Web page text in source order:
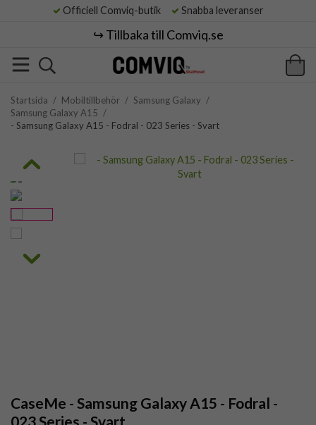
Officiell Comviq-butik Snabba leveranser
↪️ Tillbaka till Comviq.se
Startsida / Mobiltillbehör / Samsung Galaxy /
Samsung Galaxy A15 /
- Samsung Galaxy A15 - Fodral - 023 Series - Svart
CaseMe - Samsung Galaxy A15 - Fodral -
023 Series - Svart